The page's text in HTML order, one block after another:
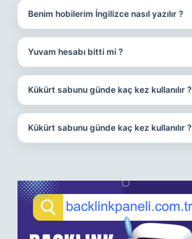
Benim hobilerim İngilizce nasıl yazılır ?
Yuvam hesabı bitti mi ?
Kükürt sabunu günde kaç kez kullanılır ?
Kükürt sabunu günde kaç kez kullanılır ?